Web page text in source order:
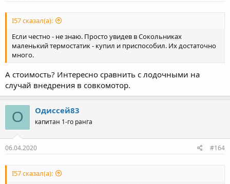
I57 сказал(а):
Если честно - не знаю. Просто увидев в Сокольниках
маленький термостатик - купил и приспособил. Их достаточно
много.
А стоимость? Интересно сравнить с лодочными на
случай внедрения в совкомотор.
О Одиссей83
капитан 1-го ранга
06.04.2020 #164
I57 сказал(а):